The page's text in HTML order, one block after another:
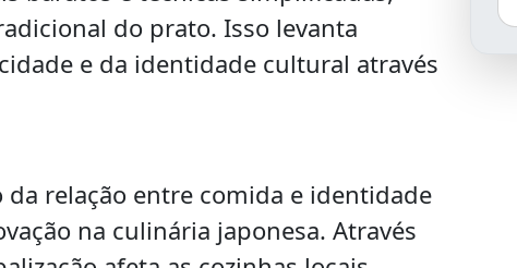
do prato. Isso levanta
e da identidade cultural através
relação entre comida e identidade
na culinária japonesa. Através